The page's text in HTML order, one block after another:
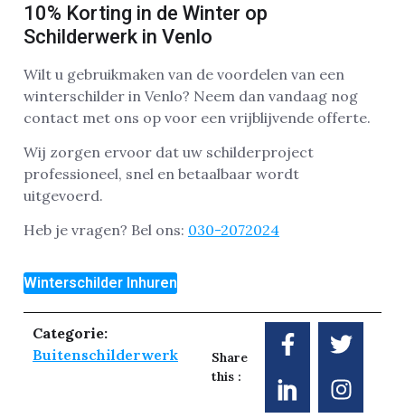
10% Korting in de Winter op
Schilderwerk in Venlo
Wilt u gebruikmaken van de voordelen van een
winterschilder in Venlo? Neem dan vandaag nog
contact met ons op voor een vrijblijvende offerte.
Wij zorgen ervoor dat uw schilderproject
professioneel, snel en betaalbaar wordt
uitgevoerd.
Heb je vragen? Bel ons: 030-2072024
Winterschilder Inhuren
Categorie:
Buitenschilderwerk
Share
this :